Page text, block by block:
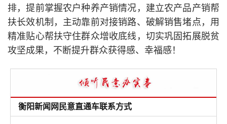
排，提前掌握农户种养产销情况，建立农产品产销帮
扶长效机制，主动靠前对接销路、破解销售堵点，用
精准贴心帮扶守住群众增收底线，切实巩固拓展脱贫
攻坚成果，不断提升群众获得感、幸福感！
衡阳新闻网民意直通车联系方式